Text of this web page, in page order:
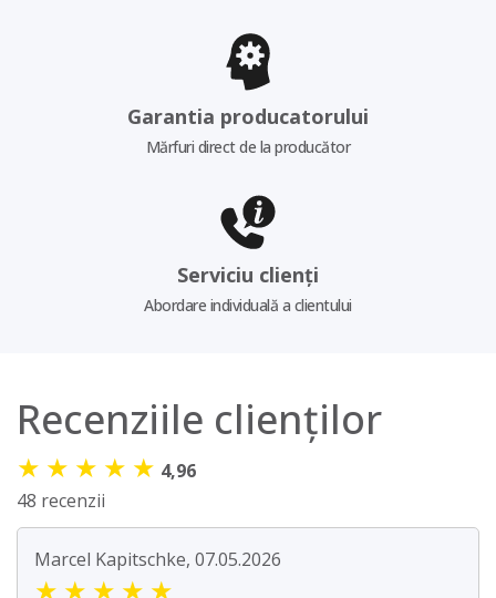
Garantia producatorului
Mărfuri direct de la producător
Serviciu clienți
Abordare individuală a clientului
Recenziile clienților
★ ★ ★ ★ ★ 4,96
48 recenzii
Marcel Kapitschke, 07.05.2026
★ ★ ★ ★ ★